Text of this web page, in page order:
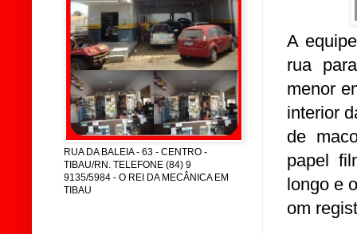
A
rua
menor
interior
de
papel
longo e
om
RUA DA BALEIA - 63 - CENTRO -
TIBAU/RN. TELEFONE (84) 9
9135/5984 - O REI DA MECÂNICA EM
TIBAU